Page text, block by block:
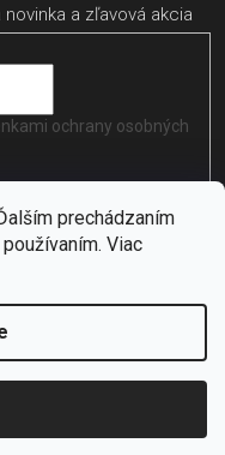
prechádzaním
Viac
ochrany osobných